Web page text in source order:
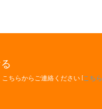
ちらからご連絡ください [こちら